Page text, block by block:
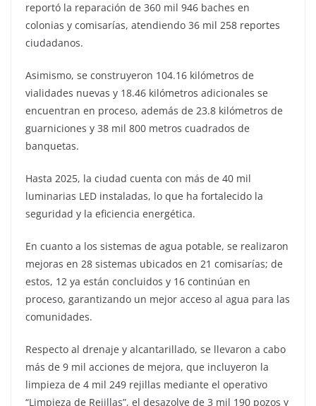
reportó la reparación de 360 mil 946 baches en
colonias y comisarías, atendiendo 36 mil 258 reportes
ciudadanos.
Asimismo, se construyeron 104.16 kilómetros de
vialidades nuevas y 18.46 kilómetros adicionales se
encuentran en proceso, además de 23.8 kilómetros de
guarniciones y 38 mil 800 metros cuadrados de
banquetas.
Hasta 2025, la ciudad cuenta con más de 40 mil
luminarias LED instaladas, lo que ha fortalecido la
seguridad y la eficiencia energética.
En cuanto a los sistemas de agua potable, se realizaron
mejoras en 28 sistemas ubicados en 21 comisarías; de
estos, 12 ya están concluidos y 16 continúan en
proceso, garantizando un mejor acceso al agua para las
comunidades.
Respecto al drenaje y alcantarillado, se llevaron a cabo
más de 9 mil acciones de mejora, que incluyeron la
limpieza de 4 mil 249 rejillas mediante el operativo
“Limpieza de Rejillas”, el desazolve de 3 mil 190 pozos y